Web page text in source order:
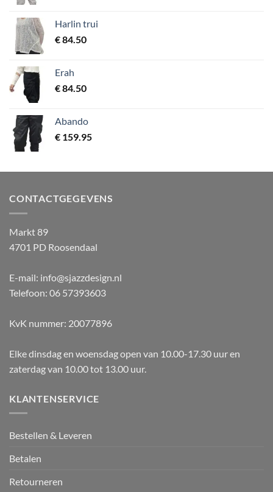
Harlin trui
€84.50
Erah
€84.50
Abando
€ 159.95
CONTACTGEGEVENS
Markt 89
4701 PD Roosendaal
E-mail: info@sjazzdesign.nl
Telefoon: 06 57393603
KvK nummer: 20077896
Elke dinsdag en woensdag open van 10.00-17.30 uur en
zaterdag van 10.00 tot 13.00 uur.
KLANTENSERVICE
Bestellen & Leveren
Betalen
Retourneren